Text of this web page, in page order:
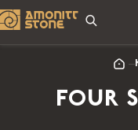
FOUR